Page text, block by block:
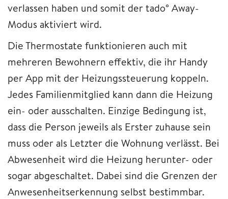
verlassen haben und somit der tado° Away-
Modus aktiviert wird.
Die Thermostate funktionieren auch mit
mehreren Bewohnern effektiv, die ihr Handy
per App mit der Heizungssteuerung koppeln.
Jedes Familienmitglied kann dann die Heizung
ein- oder ausschalten. Einzige Bedingung ist,
dass die Person jeweils als Erster zuhause sein
muss oder als Letzter die Wohnung verlässt. Bei
Abwesenheit wird die Heizung herunter- oder
sogar abgeschaltet. Dabei sind die Grenzen der
Anwesenheitserkennung selbst bestimmbar.